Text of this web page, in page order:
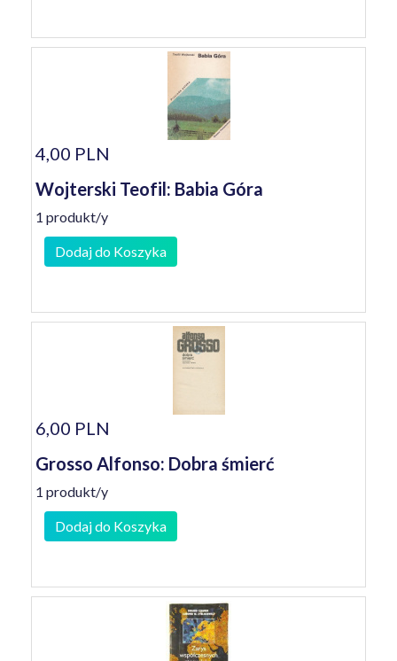
4,00 PLN
Wojterski Teofil: Babia Góra
1 produkt/y
Dodaj do Koszyka
6,00 PLN
Grosso Alfonso: Dobra śmierć
1 produkt/y
Dodaj do Koszyka